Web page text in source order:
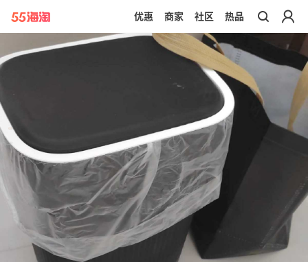
带你去官网买正品
优惠 商家 社区 热品